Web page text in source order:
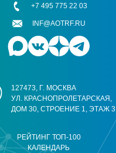
РЕЙТИНГ ТОП-100
КАЛЕНДАРЬ
127473, Г. МОСКВА
УЛ. КРАСНОПРОЛЕТАРСКАЯ,
ДОМ 30, СТРОЕНИЕ 1, ЭТАЖ 3
+7 495 775 22 03
INF@AOTRF.RU